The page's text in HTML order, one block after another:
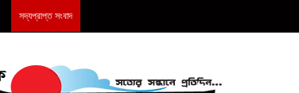
সদ্যপ্রাপ্ত সংবাদ